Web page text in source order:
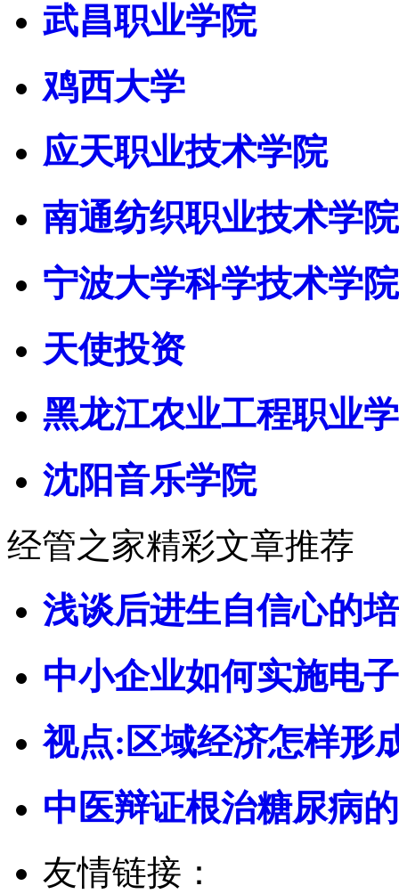
武昌职业学院
鸡西大学
应天职业技术学院
南通纺织职业技术学院
宁波大学科学技术学院
天使投资
黑龙江农业工程职业
沈阳音乐学院
经管之家精彩文章推荐
浅谈后进生自信心的
中小企业如何实施电
视点:区域经济怎样形
中医辩证根治糖尿病
友情链接：